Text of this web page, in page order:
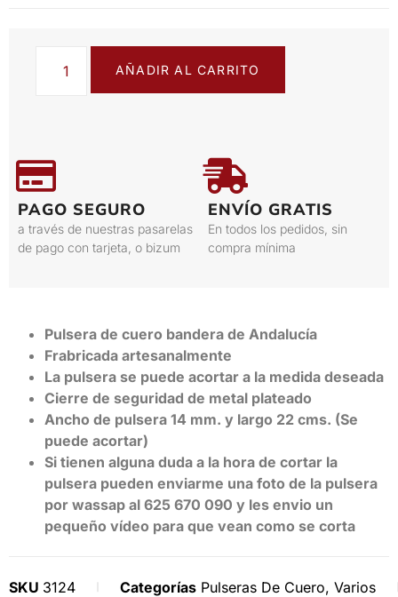
AÑADIR AL CARRITO
PAGO SEGURO
a través de nuestras pasarelas
de pago con tarjeta, o bizum
ENVÍO GRATIS
En todos los pedidos, sin
compra mínima
Pulsera de cuero bandera de Andalucía
Frabricada artesanalmente
La pulsera se puede acortar a la medida deseada
Cierre de seguridad de metal plateado
Ancho de pulsera 14 mm. y largo 22 cms. (Se
puede acortar)
Si tienen alguna duda a la hora de cortar la
pulsera pueden enviarme una foto de la pulsera
por wassap al 625 670 090 y les envio un
pequeño vídeo para que vean como se corta
SKU 3124 Categorías Pulseras De Cuero, Varios